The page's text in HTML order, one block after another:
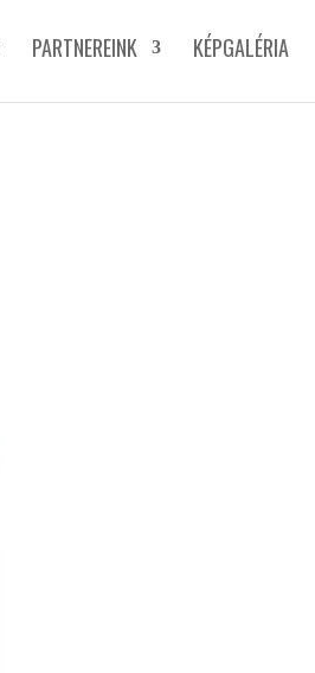
PARTNEREINK KÉPGALÉRIA